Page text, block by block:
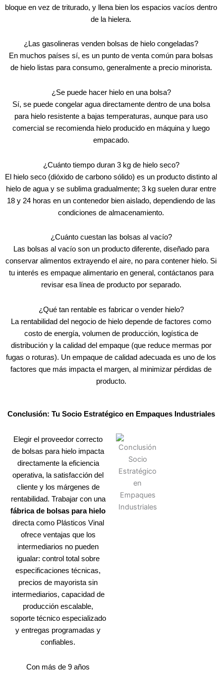
bloque en vez de triturado, y llena bien los espacios vacíos dentro
de la hielera.
¿Las gasolineras venden bolsas de hielo congeladas?
En muchos países sí, es un punto de venta común para bolsas
de hielo listas para consumo, generalmente a precio minorista.
¿Se puede hacer hielo en una bolsa?
Sí, se puede congelar agua directamente dentro de una bolsa
para hielo resistente a bajas temperaturas, aunque para uso
comercial se recomienda hielo producido en máquina y luego
empacado.
¿Cuánto tiempo duran 3 kg de hielo seco?
El hielo seco (dióxido de carbono sólido) es un producto distinto al
hielo de agua y se sublima gradualmente; 3 kg suelen durar entre
18 y 24 horas en un contenedor bien aislado, dependiendo de las
condiciones de almacenamiento.
¿Cuánto cuestan las bolsas al vacío?
Las bolsas al vacío son un producto diferente, diseñado para
conservar alimentos extrayendo el aire, no para contener hielo. Si
tu interés es empaque alimentario en general, contáctanos para
revisar esa línea de producto por separado.
¿Qué tan rentable es fabricar o vender hielo?
La rentabilidad del negocio de hielo depende de factores como
costo de energía, volumen de producción, logística de
distribución y la calidad del empaque (que reduce mermas por
fugas o roturas). Un empaque de calidad adecuada es uno de los
factores que más impacta el margen, al minimizar pérdidas de
producto.
Conclusión: Tu Socio Estratégico en Empaques Industriales
Elegir el proveedor correcto
de bolsas para hielo impacta
directamente la eficiencia
operativa, la satisfacción del
cliente y los márgenes de
rentabilidad. Trabajar con una
fábrica de bolsas para hielo
directa como Plásticos Vinal
ofrece ventajas que los
intermediarios no pueden
igualar: control total sobre
especificaciones técnicas,
precios de mayorista sin
intermediarios, capacidad de
producción escalable,
soporte técnico especializado
y entregas programadas y
confiables.
Con más de 9 años